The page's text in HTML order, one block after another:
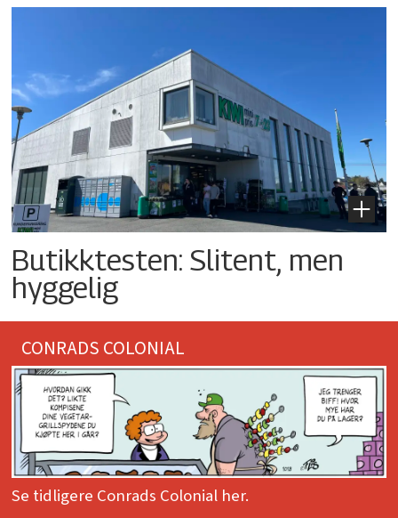
Butikktesten: Slitent, men
hyggelig
CONRADS COLONIAL
Se tidligere Conrads Colonial her.